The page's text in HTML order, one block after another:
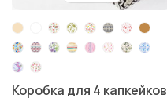
Коробка для 4 капкейков